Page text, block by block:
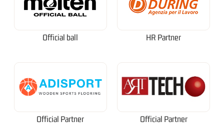
Official ball HR Partner
Official Partner Official Partner